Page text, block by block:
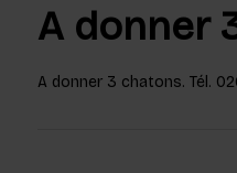
A donner
A donner 3 chatons. Tél.